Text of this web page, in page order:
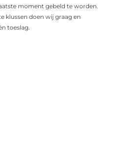
moment gebeld te worden.
klussen doen wij graag en
toeslag.